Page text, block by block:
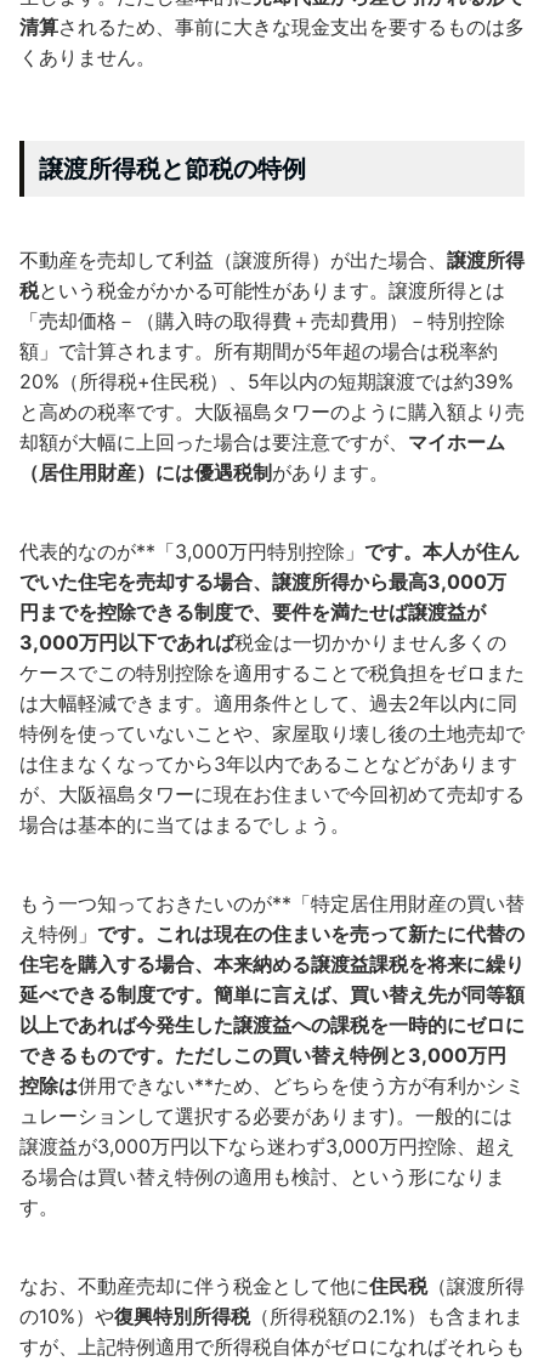
清算されるため、事前に大きな現金支出を要するものは多
くありません。
譲渡所得税と節税の特例
不動産を売却して利益（譲渡所得）が出た場合、 譲渡所得
税という税金がかかる可能性があります。譲渡所得とは
「売却価格－（購入時の取得費＋売却費用）－特別控除
額」で計算されます。所有期間が5年超の場合は税率約
20%（所得税+住民税）、5年以内の短期譲渡では約39%
と高めの税率です。大阪福島タワーのように購入額より売
却額が大幅に上回った場合は要注意ですが、 マイホーム
（居住用財産）には優遇税制 があります。
代表的なのが**「3,000万円特別控除」 です。本人が住ん
でいた住宅を売却する場合、譲渡所得から最高3,000万
円までを控除できる制度で、要件を満たせば譲渡益が
3,000万円以下であれば税金は一切かかりません多くの
ケースでこの特別控除を適用することで税負担をゼロまた
は大幅軽減できます。適用条件として、過去2年以内に同
特例を使っていないことや、家屋取り壊し後の土地売却で
は住まなくなってから3年以内であることなどがあります
が、大阪福島タワーに現在お住まいで今回初めて売却する
場合は基本的に当てはまるでしょう。
もう一つ知っておきたいのが**「特定居住用財産の買い替
え特例」 です。これは現在の住まいを売って新たに代替の
住宅を購入する場合、本来納める譲渡益課税を将来に繰り
延べできる制度です。簡単に言えば、買い替え先が同等額
以上であれば今発生した譲渡益への課税を一時的にゼロに
できるものです。ただしこの買い替え特例と3,000万円
控除は併用できない**ため、どちらを使う方が有利かシミ
ュレーションして選択する必要があります)。一般的には
譲渡益が3,000万円以下なら迷わず3,000万円控除、超え
る場合は買い替え特例の適用も検討、という形になりま
す。
なお、不動産売却に伴う税金として他に住民税（譲渡所得
の10%）や復興特別所得税（所得税額の2.1%）も含まれま
すが、上記特例適用で所得税自体がゼロになればそれらも